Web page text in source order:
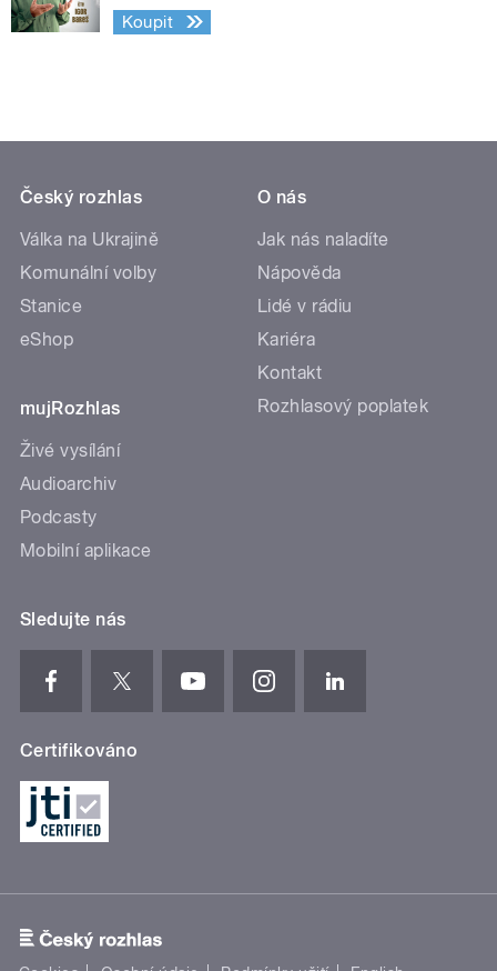
Koupit
Český rozhlas
Válka na Ukrajině
Komunální volby
Stanice
eShop
mujRozhlas
Živé vysílání
Audioarchiv
Podcasty
Mobilní aplikace
O nás
Jak nás naladíte
Nápověda
Lidé v rádiu
Kariéra
Kontakt
Rozhlasový poplatek
Sledujte nás
Certifikováno